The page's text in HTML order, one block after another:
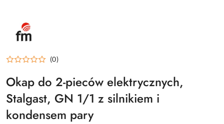
INDUSTRIAL
INNOWACYJNE
DLA
(0)
Okap do 2-pieców elektrycznych,
Stalgast, GN 1/1 z silnikiem i
kondensem pary